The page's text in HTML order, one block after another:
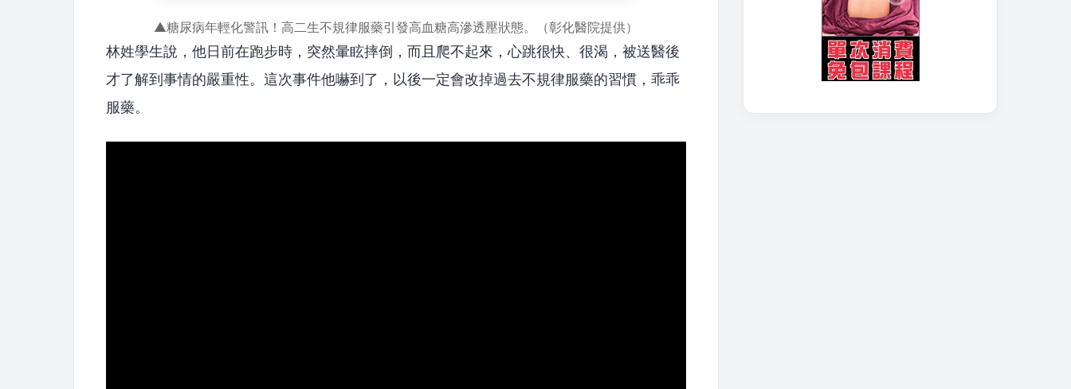
▲糖尿病年輕化警訊！高二生不規律服藥引發高血糖高滲透壓狀態。（彰化醫院提供）
林姓學生說，他日前在跑步時，突然暈眩摔倒，而且爬不起來，心跳很快、很渴，被送醫後
才了解到事情的嚴重性。這次事件他嚇到了，以後一定會改掉過去不規律服藥的習慣，乖乖
服藥。